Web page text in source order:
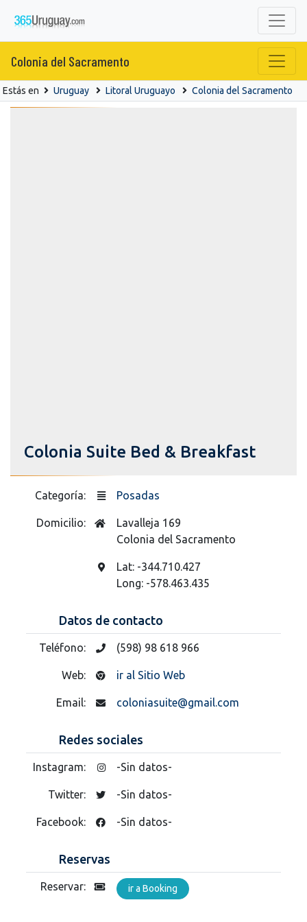
Colonia del Sacramento
Estás en Uruguay Litoral Uruguayo Colonia del Sacramento
Colonia Suite Bed & Breakfast
Categoría: Posadas
Domicilio:
Lavalleja 169
Colonia del Sacramento
Lat: -344.710.427
Long: -578.463.435
Datos de contacto
Teléfono: (598) 98 618 966
Web: ir al Sitio Web
Email: coloniasuite@gmail.com
Redes sociales
Instagram: -Sin datos-
Twitter: -Sin datos-
Facebook: -Sin datos-
Reservas
Reservar: ir a Booking